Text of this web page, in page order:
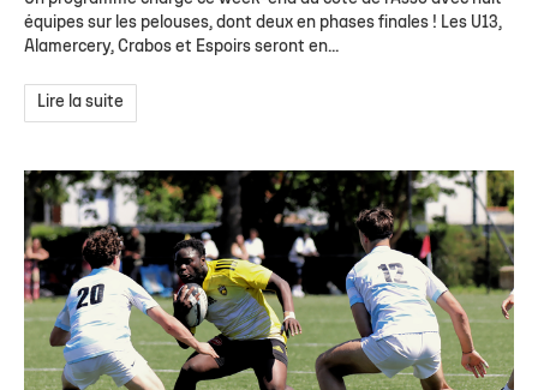
équipes sur les pelouses, dont deux en phases finales ! Les U13,
Alamercery, Crabos et Espoirs seront en...
Lire la suite